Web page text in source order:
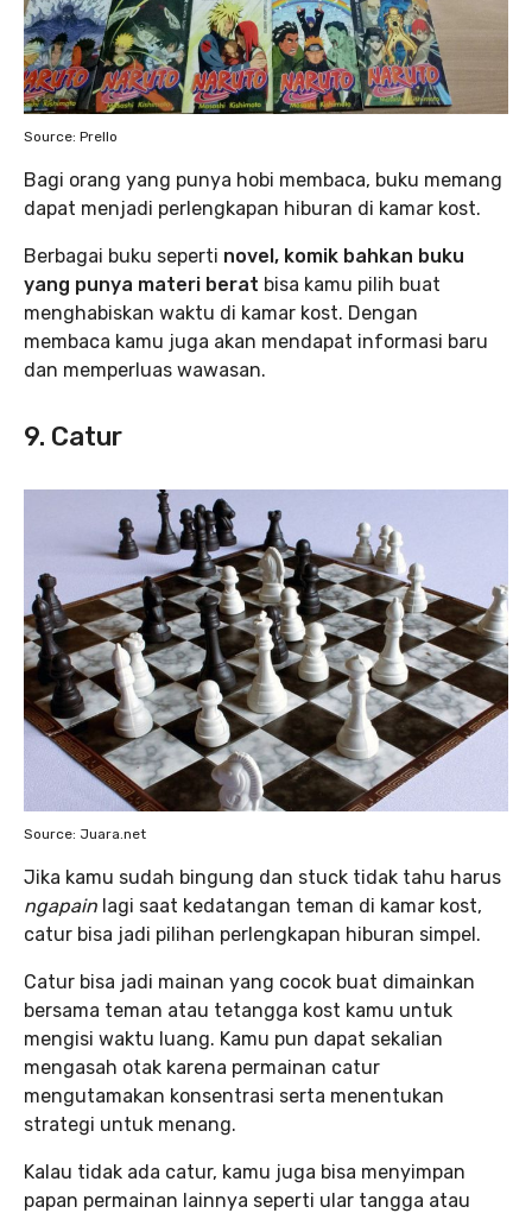
Source: Prello
Bagi orang yang punya hobi membaca, buku memang
dapat menjadi perlengkapan hiburan di kamar kost.
Berbagai buku seperti novel, komik bahkan buku
yang punya materi berat bisa kamu pilih buat
menghabiskan waktu di kamar kost. Dengan
membaca kamu juga akan mendapat informasi baru
dan memperluas wawasan.
9. Catur
Source: Juara.net
Jika kamu sudah bingung dan stuck tidak tahu harus
ngapain lagi saat kedatangan teman di kamar kost,
catur bisa jadi pilihan perlengkapan hiburan simpel.
Catur bisa jadi mainan yang cocok buat dimainkan
bersama teman atau tetangga kost kamu untuk
mengisi waktu luang. Kamu pun dapat sekalian
mengasah otak karena permainan catur
mengutamakan konsentrasi serta menentukan
strategi untuk menang.
Kalau tidak ada catur, kamu juga bisa menyimpan
papan permainan lainnya seperti ular tangga atau